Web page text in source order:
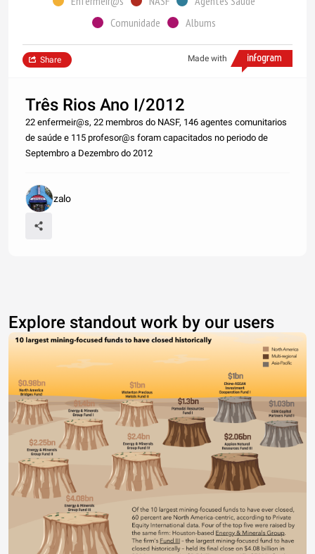
Comunidade
Albums
Made with
Share
Três Rios Ano I/2012
22 enfermeir@s, 22 membros do NASF, 146 agentes comunitarios
de saúde e 115 profesor@s foram capacitados no periodo de
Septembro a Dezembro do 2012
zalo
Explore standout work by our users